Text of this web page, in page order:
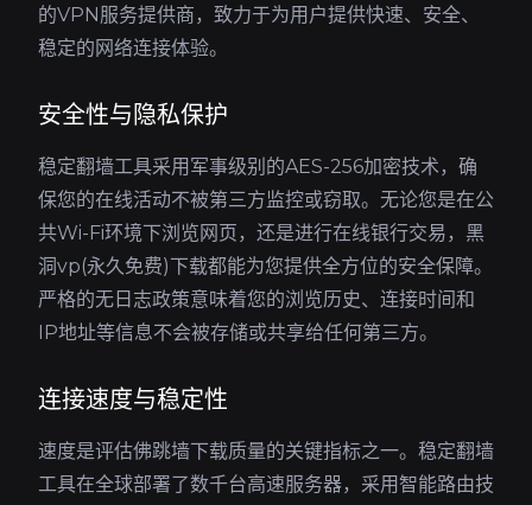
的VPN服务提供商，致力于为用户提供快速、安全、
稳定的网络连接体验。
安全性与隐私保护
稳定翻墙工具采用军事级别的AES-256加密技术，确
保您的在线活动不被第三方监控或窃取。无论您是在公
共Wi-Fi环境下浏览网页，还是进行在线银行交易，黑
洞vp(永久免费)下载都能为您提供全方位的安全保障。
严格的无日志政策意味着您的浏览历史、连接时间和
IP地址等信息不会被存储或共享给任何第三方。
连接速度与稳定性
速度是评估佛跳墙下载质量的关键指标之一。稳定翻墙
工具在全球部署了数千台高速服务器，采用智能路由技